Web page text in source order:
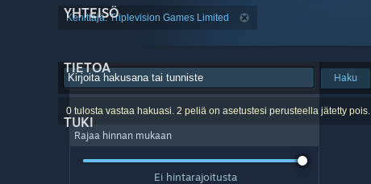
YHTEISÖ
TIETOA
TUKI
Kehittäjä: Triplevision Games Limited
Haku
0 tulosta vastaa hakuasi. 2 peliä on asetustesi perusteella jätetty pois.
Rajaa hinnan mukaan
Ei hintarajoitusta